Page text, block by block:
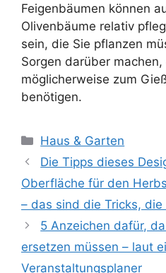
Feigenbäumen können
Olivenbäume relativ
sein, die Sie pflanzen
Sorgen darüber machen,
möglicherweise zum
benötigen.
Kategorien
Haus & Garten
Die Tipps dieses
Oberfläche für den
– das sind die Tricks, die
5 Anzeichen dafür,
ersetzen müssen – laut
Veranstaltungsplaner